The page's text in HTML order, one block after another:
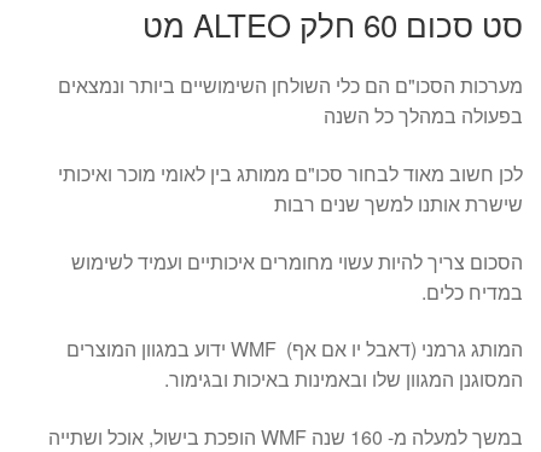
סט סכום 60 חלק ALTEO מט
מערכות הסכו"ם הם כלי השולחן השימושיים ביותר ונמצאים
בפעולה במהלך כל השנה
לכן חשוב מאוד לבחור סכו"ם ממותג בין לאומי מוכר ואיכותי
שישרת אותנו למשך שנים רבות
הסכום צריך להיות עשוי מחומרים איכותיים ועמיד לשימוש
במדיח כלים.
המותג גרמני (דאבל יו אם אף) WMF ידוע במגוון המוצרים
המסוגנן המגוון שלו ובאמינות באיכות ובגימור.
במשך למעלה מ- 160 שנה WMF הופכת בישול, אוכל ושתייה